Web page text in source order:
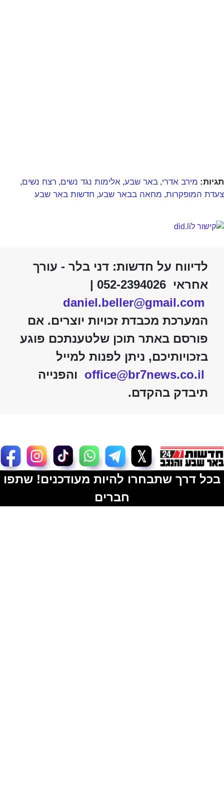
תגיות: מירב אדרי, באר שבע, אלימות נגד נשים, רצח נשים,
צעדת המופקרות, מחאה בבאר שבע, חדשות באר שבע
לדיווח על חדשות: דני בלר - עורך
אחראי 052-2394026 |
daniel.beller@gmail.com
המערכת מכבדת זכויות יוצרים. אם
פורסם באתר תוכן שלטענתכם פוגע
בזכויותיכם, ניתן לפנות למייל
office@br7news.co.il והפנייה
תיבדק בהקדם.
בכל דרך שתבחרו להיות מעודכנים! שתפו
חברים